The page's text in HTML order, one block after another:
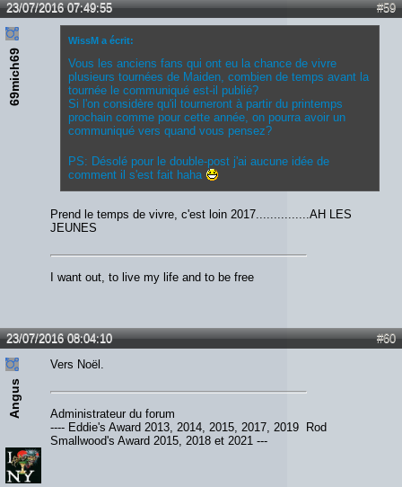
#59
23/07/2016 07:49:55
69mich69
WissM a écrit:
Vous les anciens fans qui ont eu la chance de vivre
plusieurs tournées de Maiden, combien de temps avant la
tournée le communiqué est-il publié?
Si l'on considère qu'il tourneront à partir du printemps
prochain comme pour cette année, on pourra avoir un
communiqué vers quand vous pensez?
PS: Désolé pour le double-post j'ai aucune idée de
comment il s'est fait haha
Prend le temps de vivre, c'est loin 2017...............AH LES
JEUNES
I want out, to live my life and to be free
#60
23/07/2016 08:04:10
Angus
Vers Noël.
Administrateur du forum
---- Eddie's Award 2013, 2014, 2015, 2017, 2019 Rod
Smallwood's Award 2015, 2018 et 2021 ---